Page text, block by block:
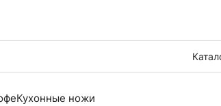
Кухонные ножи